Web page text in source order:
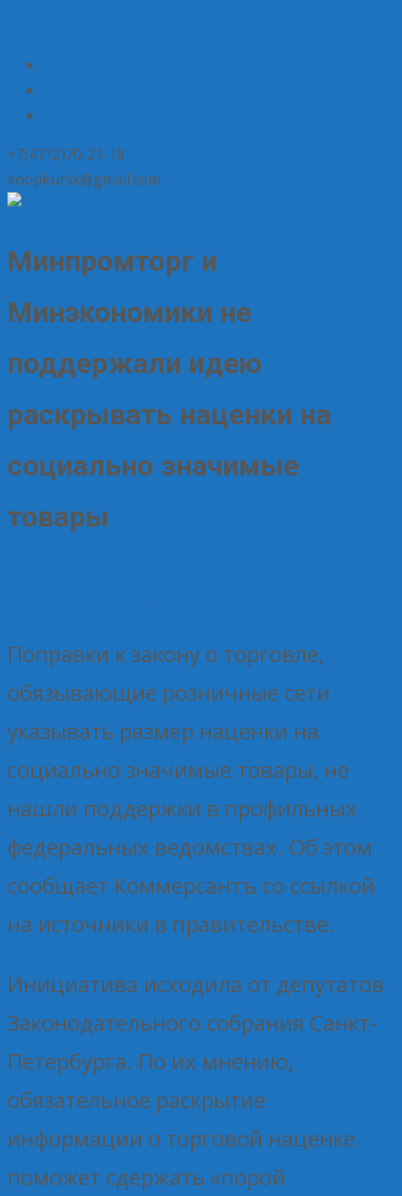
+7(4712)70-21-18
koopkursk@gmail.com
Минпромторг и
Минэкономики не
поддержали идею
раскрывать наценки на
социально значимые
товары
Поправки к закону о торговле,
обязывающие розничные сети
указывать размер наценки на
социально значимые товары, не
нашли поддержки в профильных
федеральных ведомствах. Об этом
сообщает Коммерсантъ со ссылкой
на источники в правительстве.
Инициатива исходила от депутатов
Законодательного собрания Санкт-
Петербурга. По их мнению,
обязательное раскрытие
информации о торговой наценке
поможет сдержать «порой